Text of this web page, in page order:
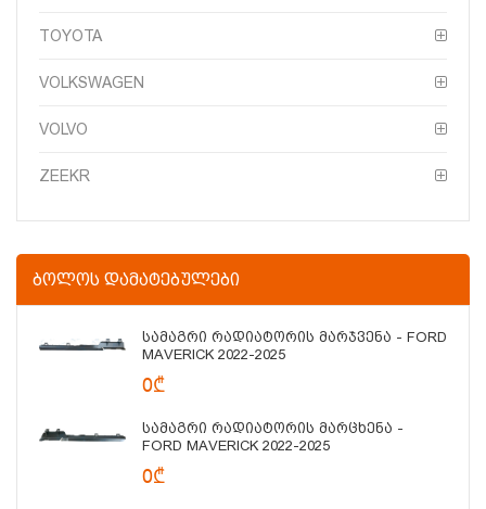
TOYOTA
VOLKSWAGEN
VOLVO
ZEEKR
ᲑᲝᲚᲝᲡ ᲓᲐᲛᲐᲢᲔᲑᲣᲚᲔᲑᲘ
Სამაგრი Რადიატორის Მარჯვენა - FORD
MAVERICK 2022-2025
0₾
Სამაგრი Რადიატორის Მარცხენა -
FORD MAVERICK 2022-2025
0₾